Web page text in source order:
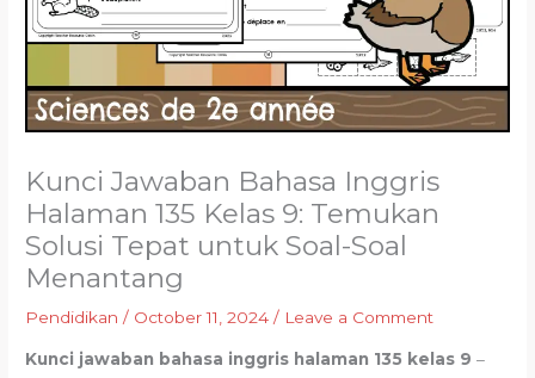
Kunci Jawaban Bahasa Inggris
Halaman 135 Kelas 9: Temukan
Solusi Tepat untuk Soal-Soal
Menantang
Pendidikan / October 11, 2024/ Leave a Comment
Kunci jawaban bahasa inggris halaman 135 kelas 9 –